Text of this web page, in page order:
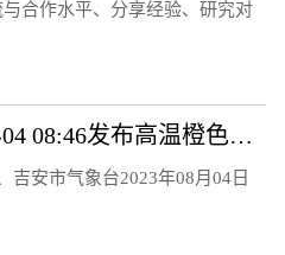
作水平、分享经验、研究对
江西省吉安市2023-08-04 08:46发布高温橙色预警
吉安市气象台2023年08月04日